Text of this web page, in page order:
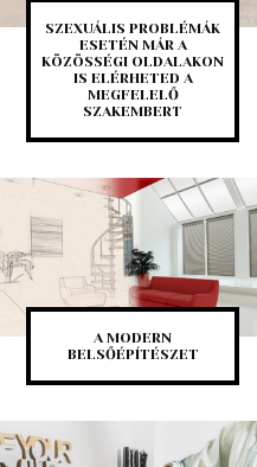
SZEXUÁLIS PROBLÉMÁK
ESETÉN MÁR A
KÖZÖSSÉGI OLDALAKON
IS ELÉRHETED A
MEGFELELŐ
SZAKEMBERT
A MODERN
BELSŐÉPÍTÉSZET